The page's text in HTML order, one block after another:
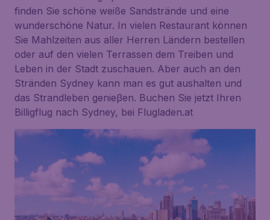
finden Sie schöne weiße Sandstrände und eine
wunderschöne Natur. In vielen Restaurant können
Sie Mahlzeiten aus aller Herren Ländern bestellen
oder auf den vielen Terrassen dem Treiben und
Leben in der Stadt zuschauen. Aber auch an den
Stränden Sydney kann man es gut aushalten und
das Strandleben genieβen. Buchen Sie jetzt Ihren
Billigflug nach Sydney, bei Flugladen.at